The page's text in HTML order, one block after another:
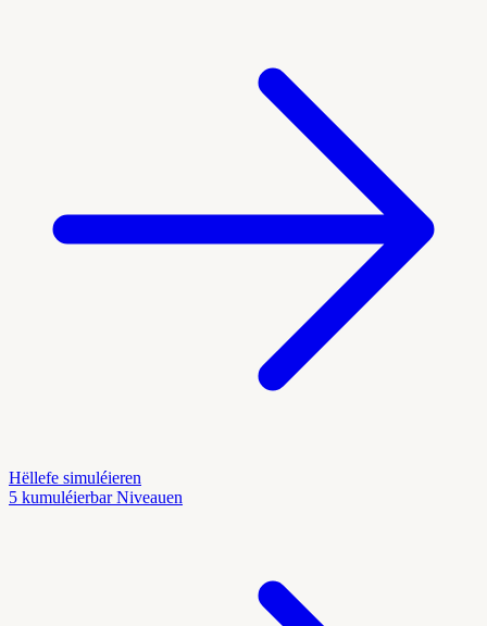
Hëllefe simuléieren
5 kumuléierbar Niveauen